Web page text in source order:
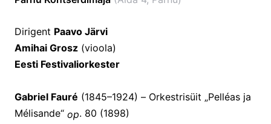
Dirigent Paavo Järvi
Amihai Grosz (vioola)
Eesti Festivaliorkester
Gabriel Fauré (1845–1924) – Orkestrisüit „Pelléas ja
Mélisande“ op. 80 (1898)